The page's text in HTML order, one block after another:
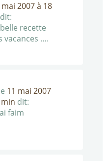
mai 2007 à 18
dit:
recette
vacances ….
11 mai 2007
dit:
faim